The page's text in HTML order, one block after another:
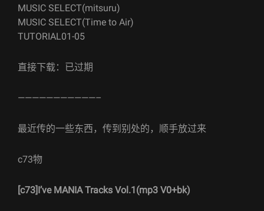
MUSIC SELECT(mitsuru)
MUSIC SELECT(Time to Air)
TUTORIAL01-05
直接下载：已过期
———————————–
最近传的一些东西，传到别处的，顺手放过来
c73物
[c73]I’ve MANIA Tracks Vol.1(mp3 V0+bk)